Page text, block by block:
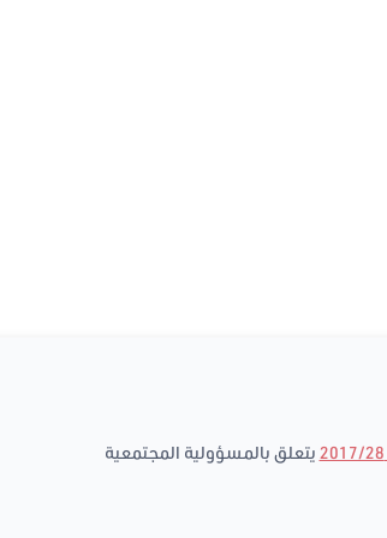
يتعلق بالمسؤولية المجتمعية